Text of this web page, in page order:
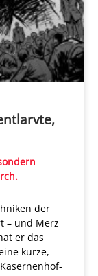
der
– und Merz
er das
kurze,